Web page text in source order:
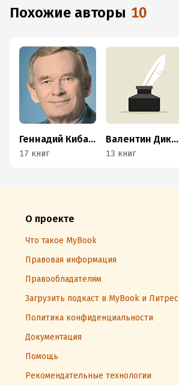
Похожие авторы 10
Геннадий Кибардин
17 книг
Валентин Дикуль
13 книг
О проекте
Что такое MyBook
Правовая информация
Правообладателям
Загрузить подкаст в MyBook и Литрес
Политика конфиденциальности
Документация
Помощь
Рекомендательные технологии